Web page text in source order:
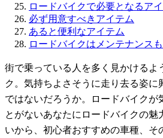
ロードバイクで必要となるア
必ず用意すべきアイテム
あると便利なアイテム
ロードバイクはメンテナンス
街で乗っている人を多く見かけるよ
ク。気持ちよさそうに走り去る姿に
ではないだろうか。ロードバイクが
とがないあなたにロードバイクの魅
いから、初心者おすすめの車種、そ